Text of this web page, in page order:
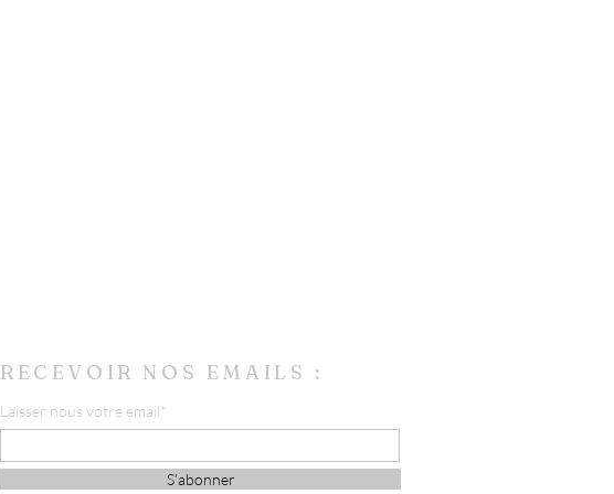
RECEVOIR NOS EMAILS :
Laisser nous votre email*
S'abonner